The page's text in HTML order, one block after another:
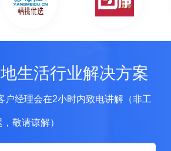
生活行业解决方案
户经理会在2小时内致电讲解（非工
敬请谅解）